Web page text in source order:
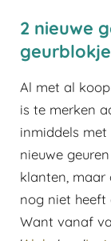
2 nieuwe
Al met al
is te merken
inmiddels
nieuwe
klanten, maar
nog niet heeft
Want vanaf